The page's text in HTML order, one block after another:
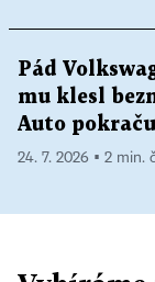
Pád
mu klesl
Auto
24. 7. 2026 ▪ 2 min.